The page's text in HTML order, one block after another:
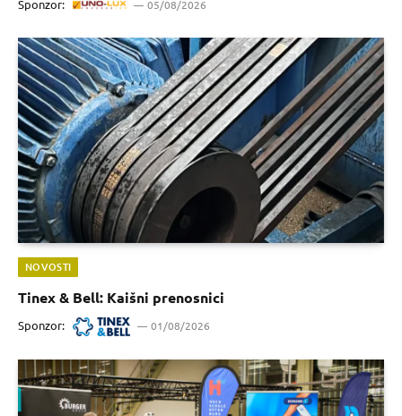
Sponzor: 05/08/2026
NOVOSTI
Tinex & Bell: Kaišni prenosnici
Sponzor: 01/08/2026